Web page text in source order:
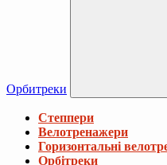
Орбитреки
Степпери
Велотренажери
Горизонтальні
Орбітреки